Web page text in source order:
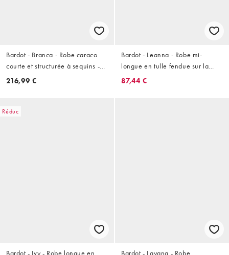
Bardot - Branca - Robe caraco
courte et structurée à sequins -
Jaune
216,99 €
Bardot - Leanna - Robe mi-
longue en tulle fendue sur la
cuisse avec col montant et taille
87,44 €
Réduc
Bardot - Ivy - Robe longue en
Bardot - Layana - Robe